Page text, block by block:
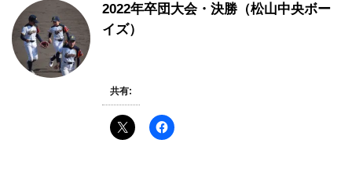
2022年卒団大会・決勝（松山中央ボー
イズ）
共有: